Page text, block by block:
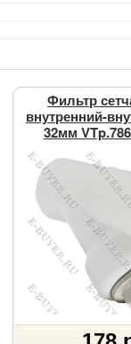
Фильтр
внутренний-
32мм